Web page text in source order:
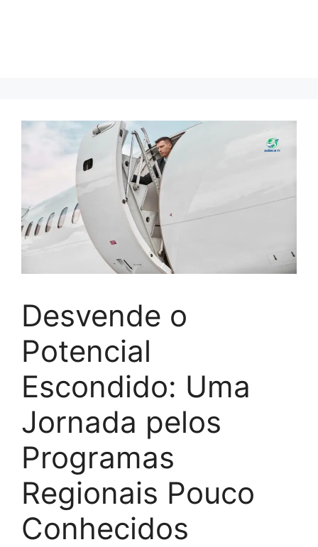
Desvende o
Potencial
Escondido: Uma
Jornada pelos
Programas
Regionais Pouco
Conhecidos